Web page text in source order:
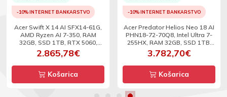
-10% INTERNET BANKARSTVO
Acer Swift X 14 AI SFX14-61G,
AMD Ryzen AI 7-350, RAM
32GB, SSD 1TB, RTX 5060,
14.5inch, OLED 2.8K, TS, 120Hz,
W11
2.865,78€
Košarica
-10% INTERNET BANKARSTVO
Acer Predator Helios Neo 18 AI
PHN18-72-70Q8, Intel Ultra 7-
255HX, RAM 32GB, SSD 1TB,
RTX 5070, 18inch, WQXGA,
240Hz, DOS
3.782,70€
Košarica